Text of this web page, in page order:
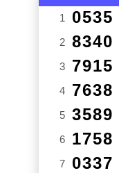
1 0535
2 8340
3 7915
4 7638
5 3589
6 1758
7 0337